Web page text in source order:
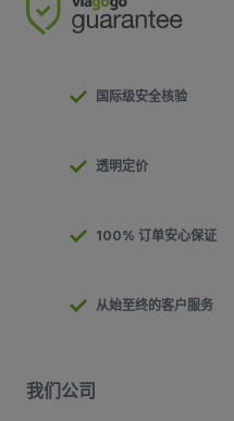
国际级安全核验
透明定价
100% 订单安心保证
从始至终的客户服务
我们公司